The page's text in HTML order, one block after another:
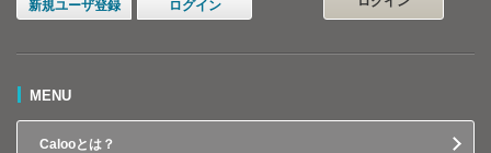
新規ユーザ登録 ログイン
MENU
Calooとは？